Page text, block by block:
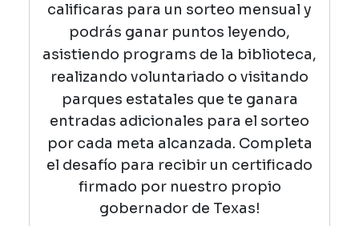
calificaras para un sorteo mensual y
podrás ganar puntos leyendo,
asistiendo programs de la biblioteca,
realizando voluntariado o visitando
parques estatales que te ganara
entradas adicionales para el sorteo
por cada meta alcanzada. Completa
el desafío para recibir un certificado
firmado por nuestro propio
gobernador de Texas!